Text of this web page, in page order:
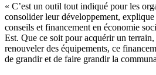
« C’est un outil tout indiqué pour les
consolider leur développement,
conseils et financement en économie
Est. Que ce soit pour acquérir un
renouveler des équipements, ce
de grandir et de faire grandir la